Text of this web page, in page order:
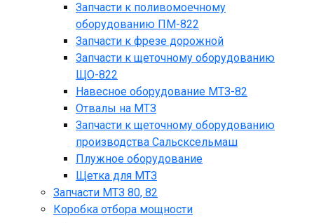
Запчасти к поливомоечному
оборудованию ПМ-822
Запчасти к фрезе дорожной
Запчасти к щеточному оборудованию
ЩО-822
Навесное оборудование МТЗ-82
Отвалы на МТЗ
Запчасти к щеточному оборудованию
производства Сальсксельмаш
Плужное оборудование
Щетка для МТЗ
Запчасти МТЗ 80, 82
Коробка отбора мощности